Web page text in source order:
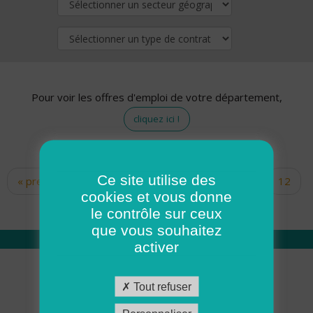
Pour voir les offres d'emploi de votre département,
cliquez ici !
Pages
« premier ‹ précédent … 10
12
14 15 16 17
Qui sommes nous
Académie ADMR
Ce site utilise des
cookies et vous donne
le contrôle sur ceux
que vous souhaitez
activer
Tout refuser